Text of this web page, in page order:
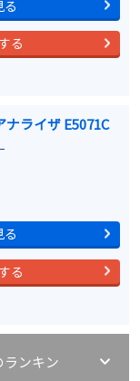
る
る
ライザ E5071C
る
る
ンキン